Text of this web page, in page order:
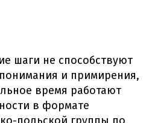
шаги не способствуют
и примирения,
время работают
в формате